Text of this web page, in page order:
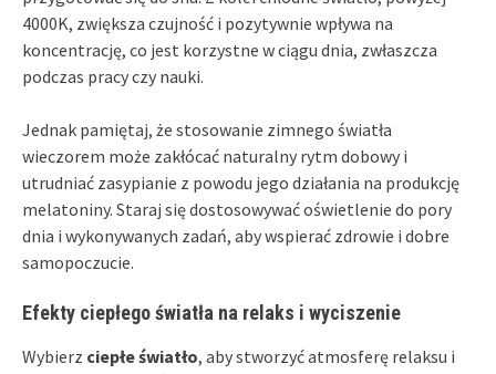
4000K, zwiększa czujność i pozytywnie wpływa na
koncentrację, co jest korzystne w ciągu dnia, zwłaszcza
podczas pracy czy nauki.
Jednak pamiętaj, że stosowanie zimnego światła
wieczorem może zakłócać naturalny rytm dobowy i
utrudniać zasypianie z powodu jego działania na produkcję
melatoniny. Staraj się dostosowywać oświetlenie do pory
dnia i wykonywanych zadań, aby wspierać zdrowie i dobre
samopoczucie.
Efekty ciepłego światła na relaks i wyciszenie
Wybierz ciepłe światło, aby stworzyć atmosferę relaksu i